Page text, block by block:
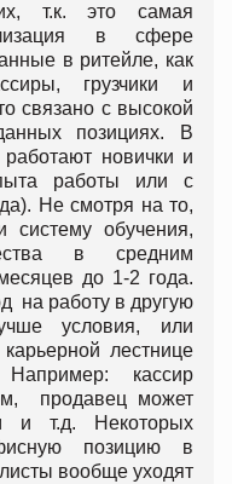
т.к. это самая
в сфере
в ритейле, как
грузчики и
связано с высокой
позициях. В
новички и
работы или с
Не смотря на то,
систему обучения,
в средним
до 1-2 года.
на работу в другую
условия, или
лестнице
кассир
продавец может
и т.д. Некоторых
позицию в
вообще уходят